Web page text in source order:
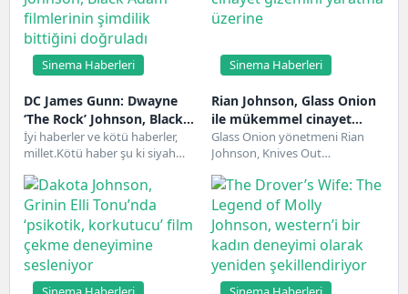
Sinema Haberleri
DC James Gunn: Dwayne
‘The Rock’ Johnson, Black
Adam filmlerinin şimdilik
bittiğini doğruladı
İyi haberler ve kötü haberler,
millet.Kötü haber şu ki siyah
şu...
Sinema Haberleri
Rian Johnson, Glass Onion
ile mükemmel cinayet
gizemini yaratma üzerine
Glass Onion yönetmeni Rian
Johnson, Knives Out
filmi hem de tamamen...